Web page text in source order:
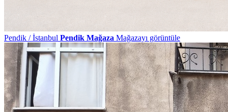
Pendik / İstanbul Pendik Mağaza Mağazayı görüntüle